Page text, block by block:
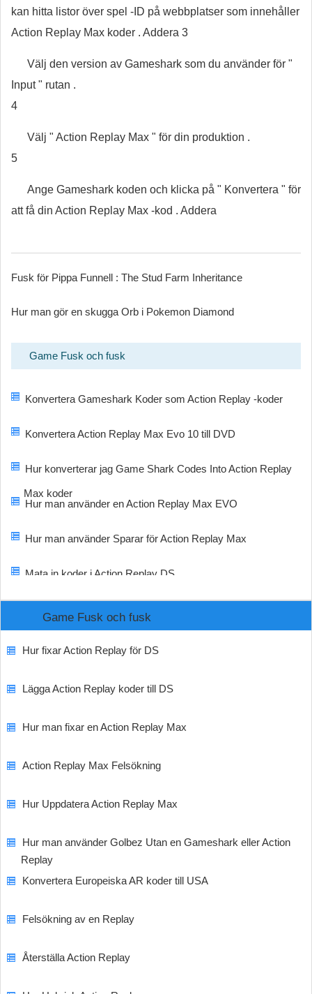
kan hitta listor över spel -ID på webbplatser som innehåller
Action Replay Max koder . Addera 3
Välj den version av Gameshark som du använder för "
Input " rutan .
4
Välj " Action Replay Max " för din produktion .
5
Ange Gameshark koden och klicka på " Konvertera " för
att få din Action Replay Max -kod . Addera
Fusk för Pippa Funnell : The Stud Farm Inheritance
Hur man gör en skugga Orb i Pokemon Diamond
Game Fusk och fusk
Konvertera Gameshark Koder som Action Replay -koder
Konvertera Action Replay Max Evo 10 till DVD
Hur konverterar jag Game Shark Codes Into Action Replay
Max koder
Hur man använder en Action Replay Max EVO
Hur man använder Sparar för Action Replay Max
Mata in koder i Action Replay DS
Game Fusk och fusk
Hur fixar Action Replay för DS
Lägga Action Replay koder till DS
Hur man fixar en Action Replay Max
Action Replay Max Felsökning
Hur Uppdatera Action Replay Max
Hur man använder Golbez Utan en Gameshark eller Action
Replay
Konvertera Europeiska AR koder till USA
Felsökning av en Replay
Återställa Action Replay